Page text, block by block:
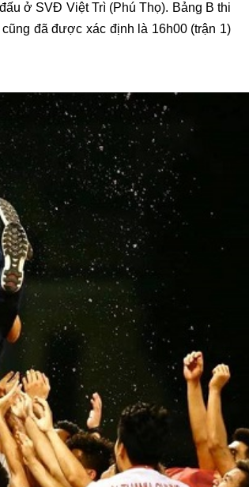
ở SVĐ Việt Trì (Phú Thọ). Bảng B thi
đã được xác định là 16h00 (trận 1)